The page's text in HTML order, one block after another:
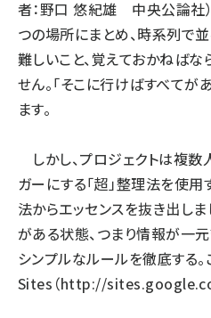
者：野口 悠紀雄 中央公論社
つの場所にまとめ、時系列で
難しいこと、覚えておかねば
せん。「そこに行けばすべてが
ます。
しかし、プロジェクトは複数
ガーにする「超」整理法を使用
法からエッセンスを抜き出しま
がある状態、つまり情報が一
シンプルなルールを徹底する
Sites（http://